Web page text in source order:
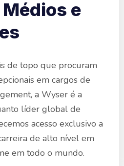
e
de topo que procuram
em cargos de
a Wyser é a
líder global de
acesso exclusivo a
de alto nível em
em todo o mundo.